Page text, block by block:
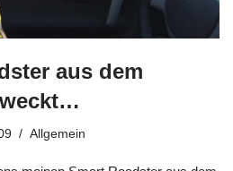
aus dem
Allgemein